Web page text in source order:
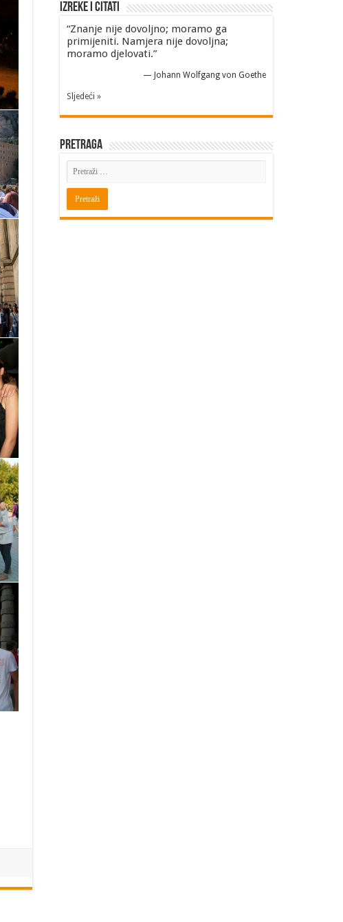
Izreke i Citati
“Znanje nije dovoljno; moramo ga
primijeniti. Namjera nije dovoljna;
moramo djelovati.”
— Johann Wolfgang von Goethe
Sljedeći »
Pretraga